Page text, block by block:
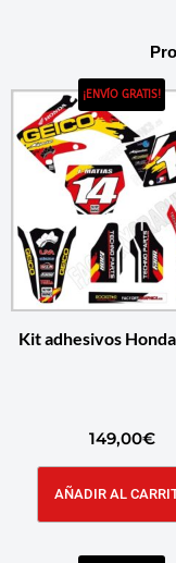
¡ENVÍO GRATIS!
Kit adhesivos
149,00€
AÑADIR AL